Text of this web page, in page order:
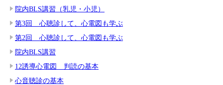
院内BLS講習（乳児・小児）
第3回 心聴診して、心電図も学ぶ
第2回 心聴診して、心電図も学ぶ
院内BLS講習
12誘導心電図 判読の基本
心音聴診の基本